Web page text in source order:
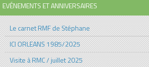
EVÉNEMENTS ET ANNIVERSAIRES
Le carnet RMF de Stéphane
ICI ORLEANS 1985/2025
Visite à RMC / juillet 2025